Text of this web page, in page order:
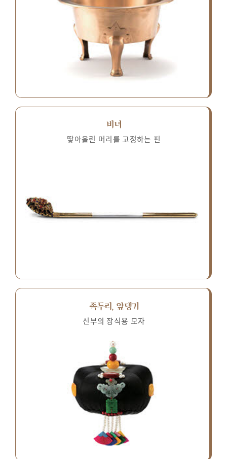
비녀
땋아올린 머리를 고정하는 핀
족두리, 앞댕기
신부의 장식용 모자